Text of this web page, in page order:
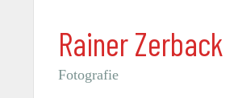
Rainer Zerback
Fotografie